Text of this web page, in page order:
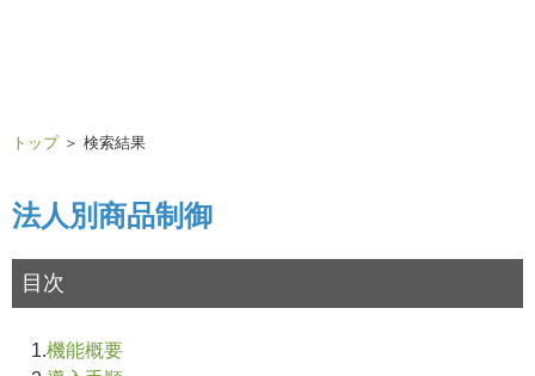
トップ ＞ 検索結果
法人別商品制御
目次
1.機能概要